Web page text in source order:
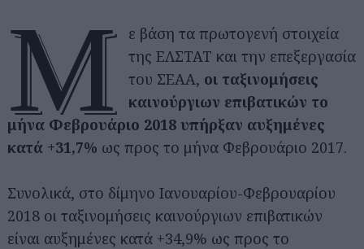
Μ
ε βάση τα πρωτογενή στοιχεία
της ΕΛΣΤΑΤ και την επεξεργασία
του ΣΕΑΑ, οι ταξινομήσεις
καινούργιων επιβατικών το
μήνα Φεβρουάριο 2018 υπήρξαν αυξημένες
κατά +31,7% ως προς το μήνα Φεβρουάριο 2017.
Συνολικά, στο δίμηνο Ιανουαρίου-Φεβρουαρίου
2018 οι ταξινομήσεις καινούργιων επιβατικών
είναι αυξημένες κατά +34,9% ως προς το